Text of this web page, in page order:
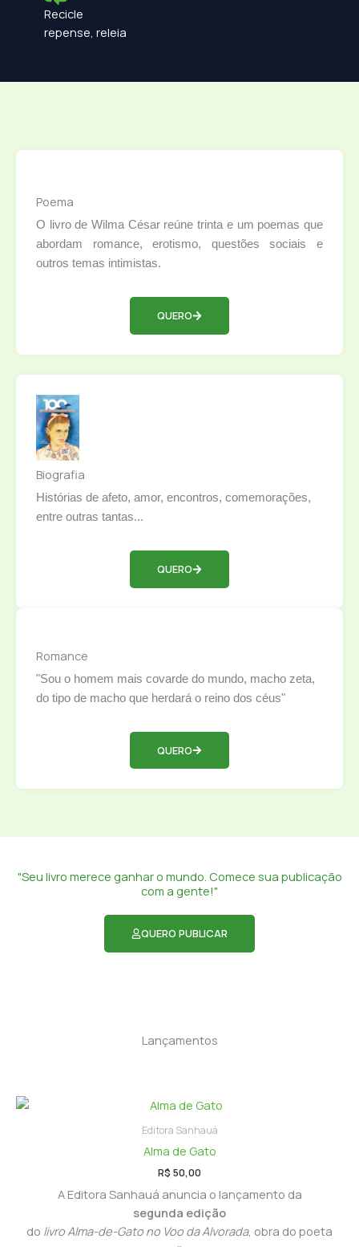
Recicle
repense, releia
Poema
O livro de Wilma César reúne trinta e um poemas que
abordam romance, erotismo, questões sociais e
outros temas intimistas.
QUERO
Biografia
Histórias de afeto, amor, encontros, comemorações,
entre outras tantas...
QUERO
Romance
"Sou o homem mais covarde do mundo, macho zeta,
do tipo de macho que herdará o reino dos céus"
QUERO
"Seu livro merece ganhar o mundo. Comece sua publicação
com a gente!"
QUERO PUBLICAR
Lançamentos
Editora Sanhauá
Alma de Gato
R$ 50,00
A Editora Sanhauá anuncia o lançamento da
segunda edição
do livro Alma-de-Gato no Voo da Alvorada, obra do poeta